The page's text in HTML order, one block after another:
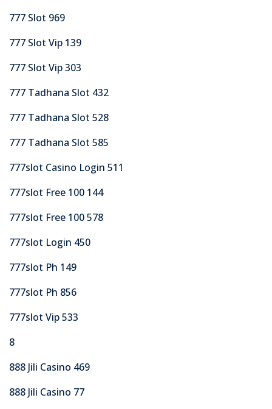
777 Slot 969
777 Slot Vip 139
777 Slot Vip 303
777 Tadhana Slot 432
777 Tadhana Slot 528
777 Tadhana Slot 585
777slot Casino Login 511
777slot Free 100 144
777slot Free 100 578
777slot Login 450
777slot Ph 149
777slot Ph 856
777slot Vip 533
8
888 Jili Casino 469
888 Jili Casino 77